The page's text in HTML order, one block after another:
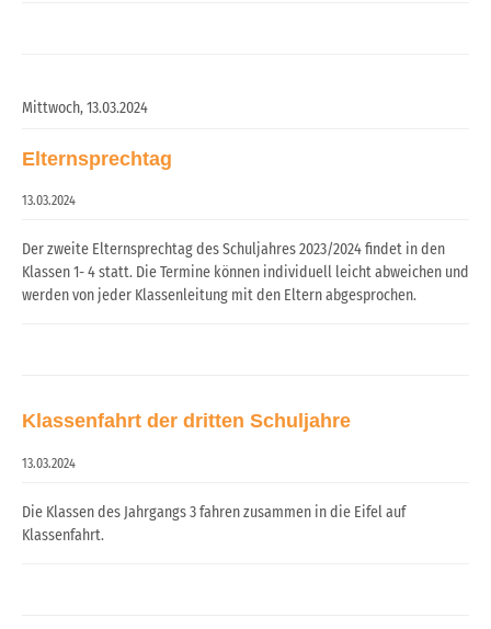
Mittwoch,13.03.2024
Elternsprechtag
13.03.2024
Der zweite Elternsprechtag des Schuljahres 2023/2024 findet in den
Klassen 1- 4 statt. Die Termine können individuell leicht abweichen und
werden von jeder Klassenleitung mit den Eltern abgesprochen.
Klassenfahrt der dritten Schuljahre
13.03.2024
Die Klassen des Jahrgangs 3 fahren zusammen in die Eifel auf
Klassenfahrt.